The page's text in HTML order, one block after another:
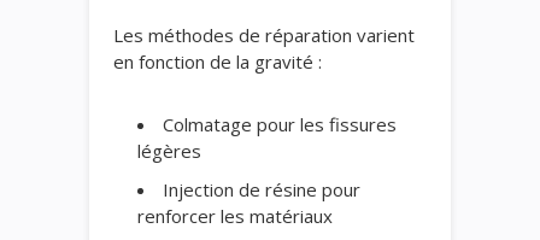
Les méthodes de réparation varient
en fonction de la gravité :
Colmatage pour les fissures
légères
Injection de résine pour
renforcer les matériaux